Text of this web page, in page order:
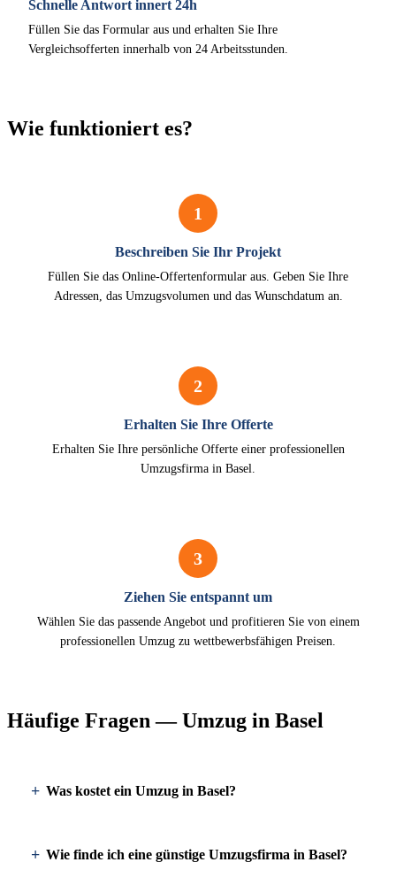
Schnelle Antwort innert 24h
Füllen Sie das Formular aus und erhalten Sie Ihre
Vergleichsofferten innerhalb von 24 Arbeitsstunden.
Wie funktioniert es?
1
Beschreiben Sie Ihr Projekt
Füllen Sie das Online-Offertenformular aus. Geben Sie Ihre
Adressen, das Umzugsvolumen und das Wunschdatum an.
2
Erhalten Sie Ihre Offerte
Erhalten Sie Ihre persönliche Offerte einer professionellen
Umzugsfirma in Basel.
3
Ziehen Sie entspannt um
Wählen Sie das passende Angebot und profitieren Sie von einem
professionellen Umzug zu wettbewerbsfähigen Preisen.
Häufige Fragen — Umzug in Basel
Was kostet ein Umzug in Basel?
Wie finde ich eine günstige Umzugsfirma in Basel?